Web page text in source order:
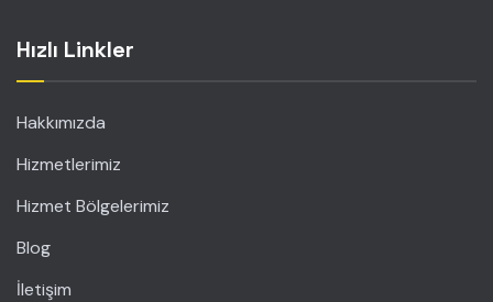
Hızlı Linkler
Hakkımızda
Hizmetlerimiz
Hizmet Bölgelerimiz
Blog
İletişim